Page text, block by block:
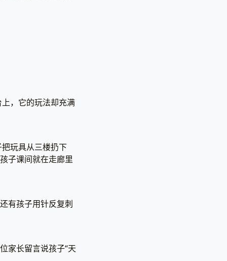
，它的玩法却充满
玩具从三楼扔下
子课间就在走廊里
有孩子用针反复刺
家长留言说孩子“天